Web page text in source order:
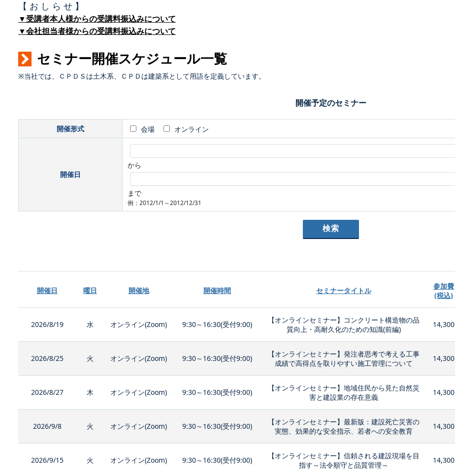
【 お し ら せ 】
▼受講者本人様からの受講料振込みについて
▼会社担当者様からの受講料振込みについて
セミナー開催スケジュール一覧
※当社では、ＣＰＤＳは土木系、ＣＰＤは建築系として用語を定義しています。
開催予定のセミナー
開催形式 会場 オンライン
開催日
から
まで
例：2012/1/1～2012/12/31
開催日 曜日 開催地 開催時間 セミナータイトル
参加費
(税込)
2026/8/19 水 オンライン(Zoom) 9:30～16:30(受付9:00)
【オンラインセミナー】コンクリート構造物の品
質向上・高耐久化のための知識(前編)
14,300
2026/8/25 火 オンライン(Zoom) 9:30～16:30(受付9:00)
【オンラインセミナー】発注者思考で考える工事
成績で高得点を取りやすい施工管理について
14,300
2026/8/27 木 オンライン(Zoom) 9:30～16:30(受付9:00)
【オンラインセミナー】地域住民から見た自然災
害と建設業の存在意義
14,300
2026/9/8 火 オンライン(Zoom) 9:30～16:30(受付9:00)
【オンラインセミナー】最新版：建設死亡災害の
実態、効果的な安全指示、若者への安全教育
14,300
2026/9/15 火 オンライン(Zoom) 9:30～16:30(受付9:00)
【オンラインセミナー】信頼される建設現場を目
指す～法令順守と品質管理～
14,300